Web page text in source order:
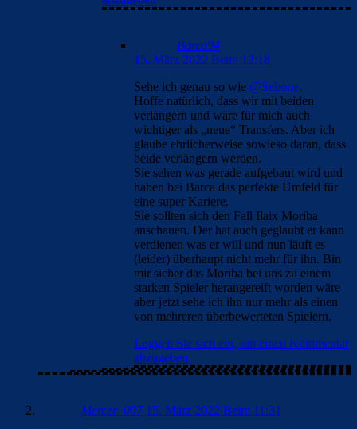
Barca94
15. März 2022 Beim 12:18
Sehe ich genau so wie @Sebone.
Hoffe natürlich, dass wir mit beiden
verlängern und wäre für mich auch
wichtiger als „neue“ Transfers. Aber ich
glaube ehrlicherweise sowieso daran, dass
beide verlängern werden.
Sie sehen was gerade aufgebaut wird und
haben bei Barca das perfekte Umfeld für
eine super Kariere.
Sie sollten sich den Fall Ilaix Moriba
anschauen. Der hat auch geglaubt er kann
verdienen was er will und nun läuft es
(leider) überhaupt nicht mehr für ihn. Bin
mir sicher das Moriba bei uns zu einem
starken Spieler herangereift worden wäre
aber jetzt sehe ich ihn nur mehr als einen
von mehreren überbewerteten Spielern.
Loggen Sie sich ein, um einen Kommentar
abzugeben
Mercer_007 15. März 2022 Beim 11:31